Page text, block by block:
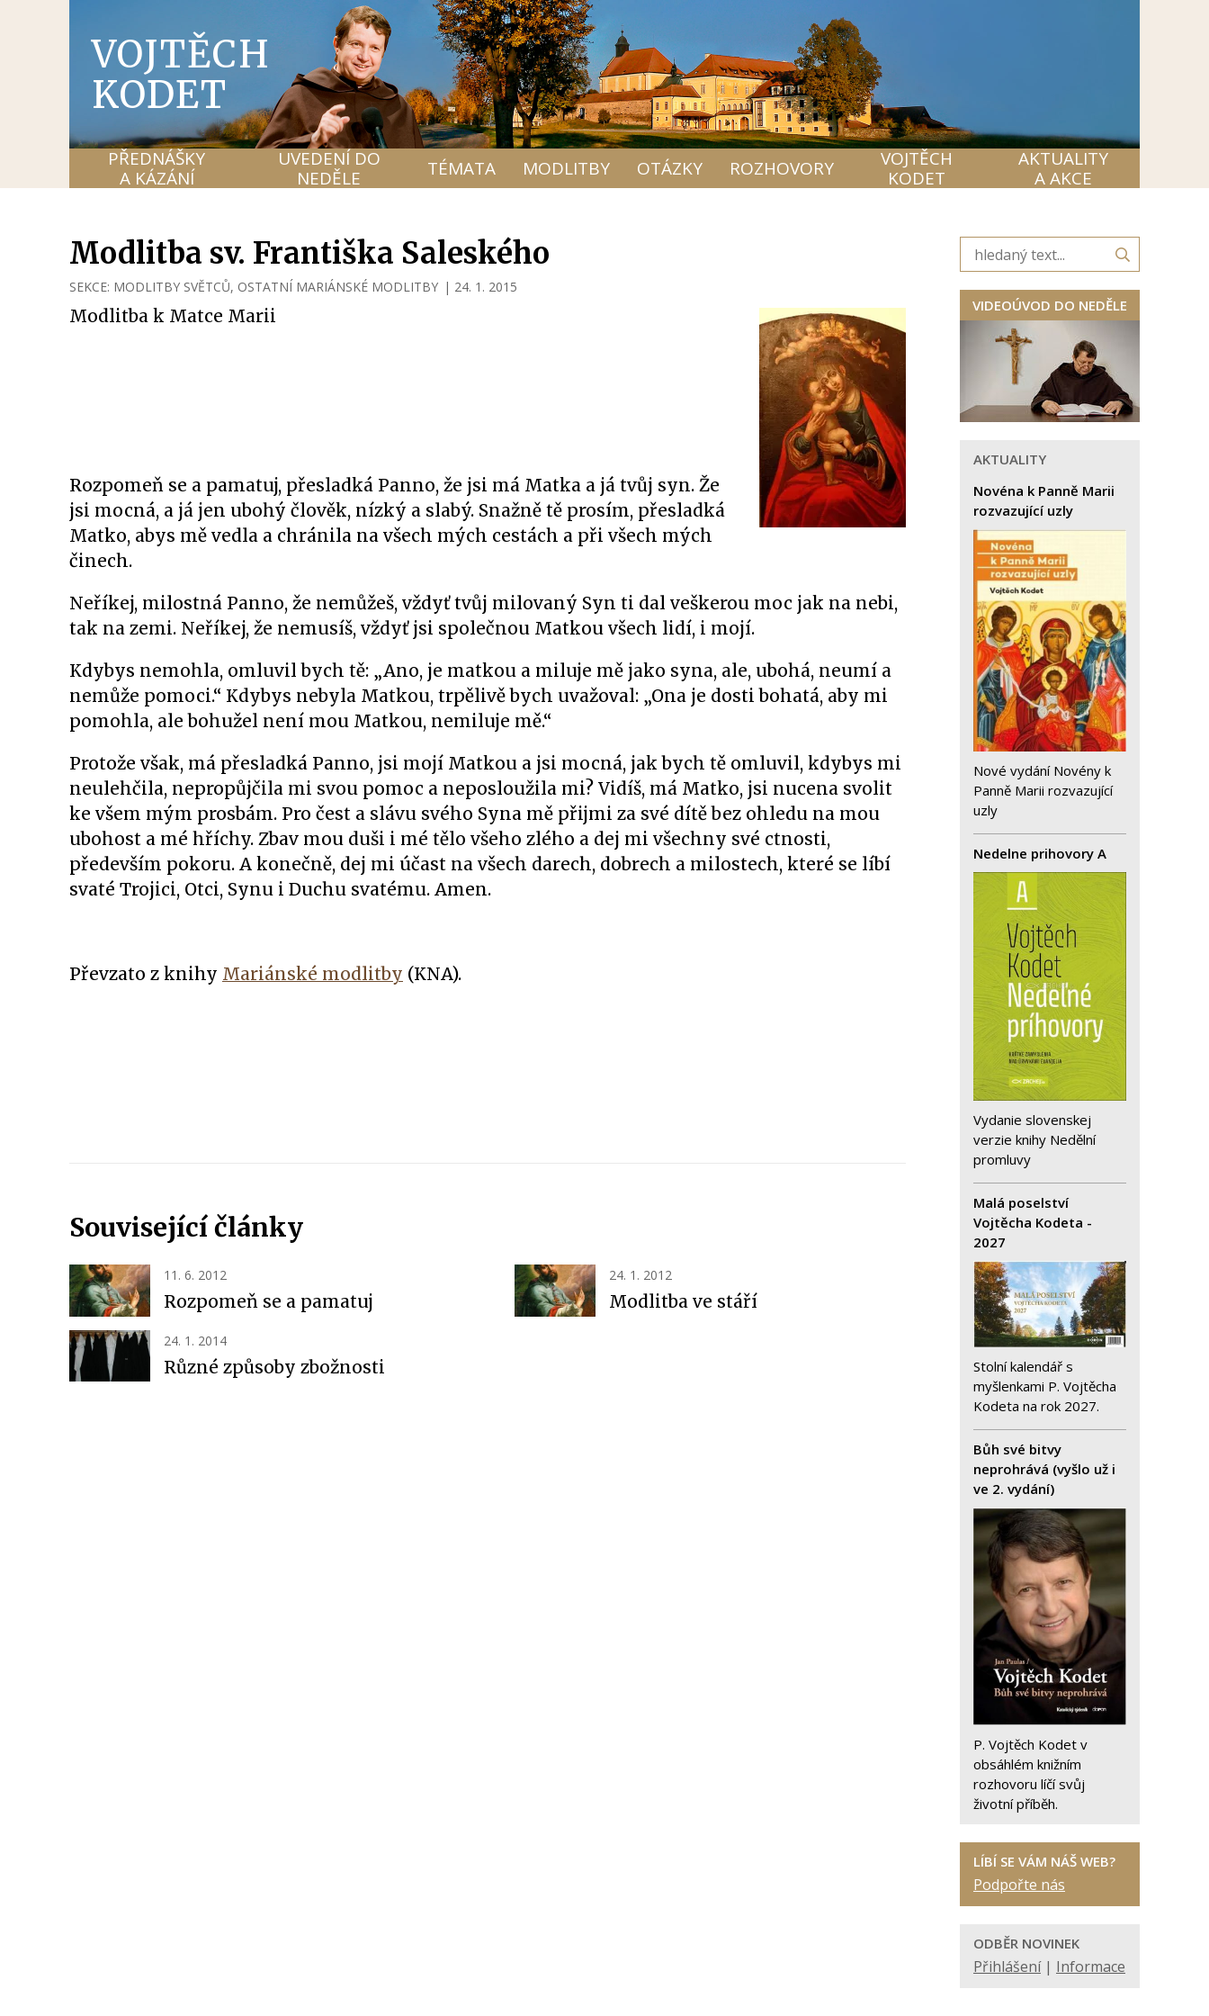
VOJTĚCH
KODET
PŘEDNÁŠKY
A KÁZÁNÍ
UVEDENÍ DO
NEDĚLE
TÉMATA MODLITBY OTÁZKY ROZHOVORY
VOJTĚCH
KODET
AKTUALITY
A AKCE
Modlitba sv. Františka Saleského
SEKCE: MODLITBY SVĚTCŮ, OSTATNÍ MARIÁNSKÉ MODLITBY | 24. 1. 2015
Modlitba k Matce Marii
Rozpomeň se a pamatuj, přesladká Panno, že jsi má Matka a já tvůj syn. Že
jsi mocná, a já jen ubohý člověk, nízký a slabý. Snažně tě prosím, přesladká
Matko, abys mě vedla a chránila na všech mých cestách a při všech mých
činech.
Neříkej, milostná Panno, že nemůžeš, vždyť tvůj milovaný Syn ti dal veškerou moc jak na nebi,
tak na zemi. Neříkej, že nemusíš, vždyť jsi společnou Matkou všech lidí, i mojí.
Kdybys nemohla, omluvil bych tě: „Ano, je matkou a miluje mě jako syna, ale, ubohá, neumí a
nemůže pomoci.“ Kdybys nebyla Matkou, trpělivě bych uvažoval: „Ona je dosti bohatá, aby mi
pomohla, ale bohužel není mou Matkou, nemiluje mě.“
Protože však, má přesladká Panno, jsi mojí Matkou a jsi mocná, jak bych tě omluvil, kdybys mi
neulehčila, nepropůjčila mi svou pomoc a neposloužila mi? Vidíš, má Matko, jsi nucena svolit
ke všem mým prosbám. Pro čest a slávu svého Syna mě přijmi za své dítě bez ohledu na mou
ubohost a mé hříchy. Zbav mou duši i mé tělo všeho zlého a dej mi všechny své ctnosti,
především pokoru. A konečně, dej mi účast na všech darech, dobrech a milostech, které se líbí
svaté Trojici, Otci, Synu i Duchu svatému. Amen.
Převzato z knihy Mariánské modlitby (KNA).
Související články
11. 6. 2012
Rozpomeň se a pamatuj
24. 1. 2012
Modlitba ve stáří
24. 1. 2014
Různé způsoby zbožnosti
VIDEOÚVOD DO NEDĚLE
AKTUALITY
Novéna k Panně Marii
rozvazující uzly
Nové vydání Novény k
Panně Marii rozvazující
uzly
Nedelne prihovory A
Vydanie slovenskej
verzie knihy Nedělní
promluvy
Malá poselství
Vojtěcha Kodeta -
2027
Stolní kalendář s
myšlenkami P. Vojtěcha
Kodeta na rok 2027.
Bůh své bitvy
neprohrává (vyšlo už i
ve 2. vydání)
P. Vojtěch Kodet v
obsáhlém knižním
rozhovoru líčí svůj
životní příběh.
LÍBÍ SE VÁM NÁŠ WEB?
Podpořte nás
ODBĚR NOVINEK
Přihlášení| Informace